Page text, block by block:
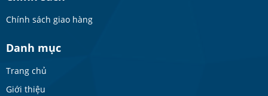
Chính sách giao hàng
Danh mục
Trang chủ
Giới thiệu